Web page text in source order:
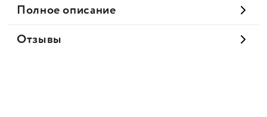
Полное описание
Отзывы